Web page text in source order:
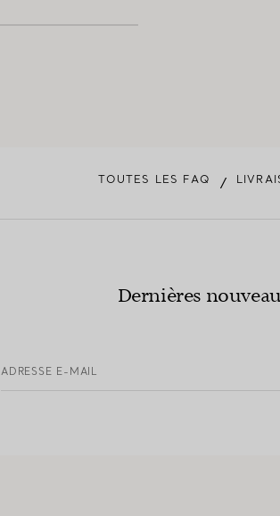
TOUTES LES FAQ /
Dernières
ADRESSE E-MAIL